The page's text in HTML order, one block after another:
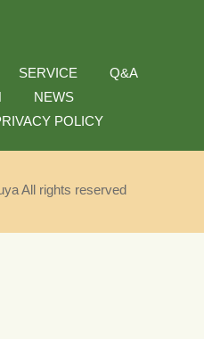
SERVICE
Q&A
NEWS
POLICY
All rights reserved